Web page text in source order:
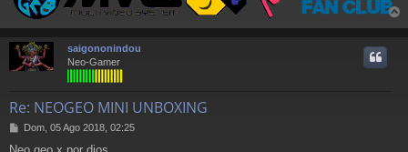
r
saigononindou
Neo-Gamer
Re: NEOGEO MINI UNBOXING
MDom, 05 Ago 2018, 02:25